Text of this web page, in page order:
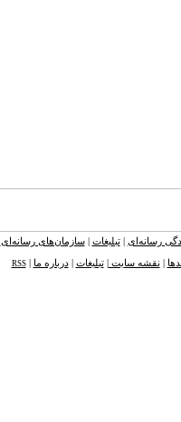
رسانه‌ای |تبلیغات سازمان‌های رسانه‌ای
نقشه ‌سایت تبلیغات |درباره ما |
RSS